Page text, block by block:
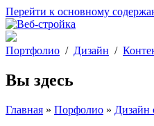
Перейти к основному
Портфолио / Дизайн /
Вы здесь
Главная » Порфолио » Дизайн